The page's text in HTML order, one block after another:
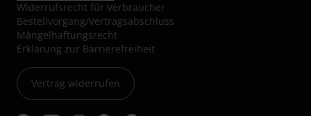
Widerrufsrecht für Verbraucher
Bestellvorgang/Vertragsabschluss
Mängelhaftungsrecht
Erklärung zur Barrierefreiheit
Vertrag widerrufen